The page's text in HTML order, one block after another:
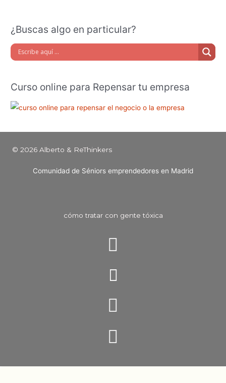
¿Buscas algo en particular?
Curso online para Repensar tu empresa
© 2026 Alberto & ReThinkers
Comunidad de Séniors emprendedores en Madrid
cómo tratar con gente tóxica